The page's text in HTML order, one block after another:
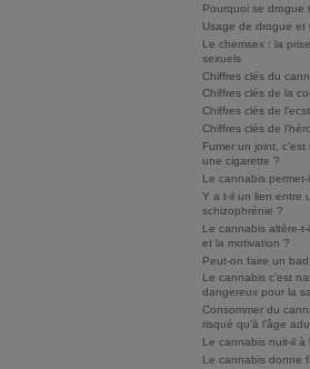
Pourquoi se drogue
Usage de drogue et
Le chemsex : la
sexuels
Chiffres clés du
Chiffres clés de la
Chiffres clés de
Chiffres clés de
Fumer un joint,
une cigarette ?
Le cannabis
Y a t-il un lien entre
schizophrénie ?
Le cannabis altère-
et la motivation ?
Peut-on faire un
Le cannabis c'est
dangereux pour la
Consommer du
risqué qu’à l’âge
Le cannabis nuit-il à
Le cannabis donne